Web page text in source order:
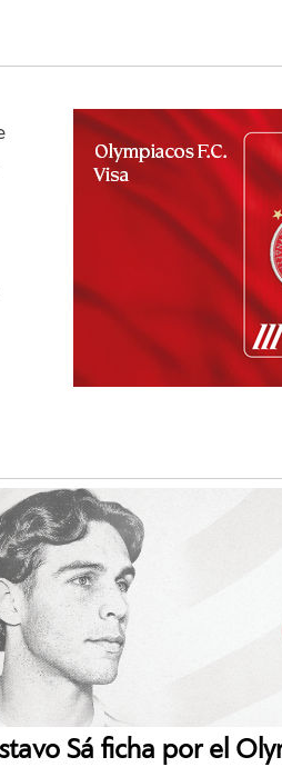
Sá ficha por el